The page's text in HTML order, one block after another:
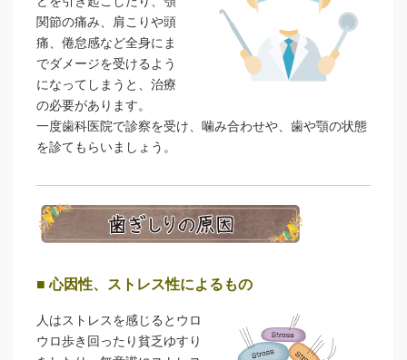
関節の痛み、肩こりや頭
痛、倦怠感など全身にま
でダメージを受けるよう
になってしまうと、治療
の必要があります。
一度歯科医院で診察を受け、噛み合わせや、歯や顎の状態
を診てもらいましょう。
■ 心因性、ストレス性によるもの
人はストレスを感じるとウロ
ウロ歩き回ったり貧乏ゆすり